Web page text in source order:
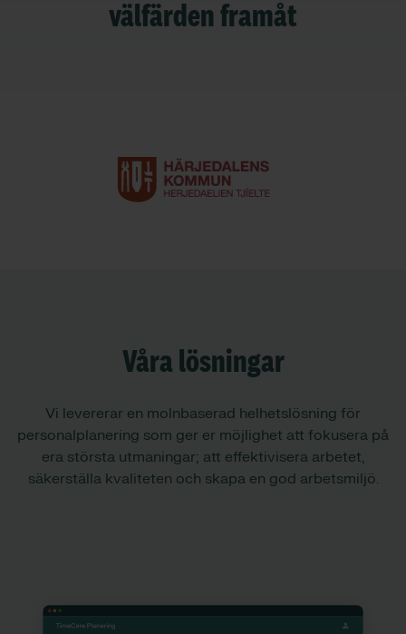
välfärden framåt
Våra lösningar
Vi levererar en molnbaserad helhetslösning för
personalplanering som ger er möjlighet att fokusera på
era största utmaningar; att effektivisera arbetet,
säkerställa kvaliteten och skapa en god arbetsmiljö.